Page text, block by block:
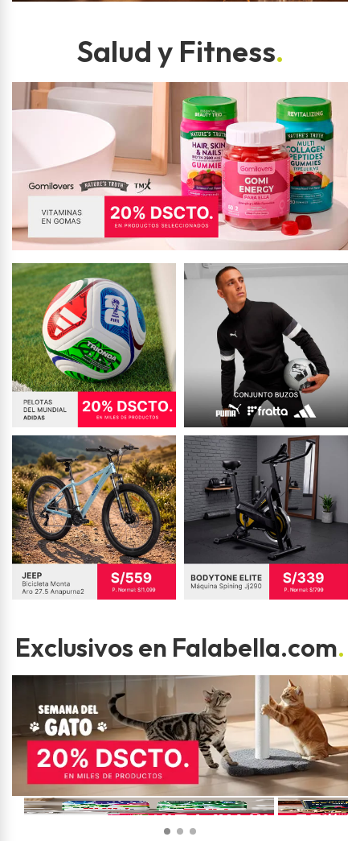
Salud y Fitness.
Exclusivos en Falabella.com.